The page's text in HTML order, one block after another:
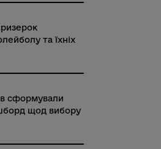
та їхніх
сформували
щод вибору